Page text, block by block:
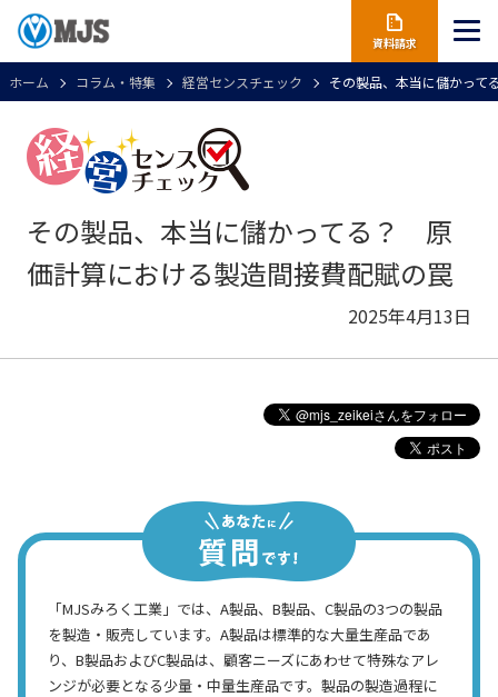
資料請求
ホーム コラム・特集 経営センスチェック その製品、本当に儲かっ
その製品、本当に儲かってる？ 原
価計算における製造間接費配賦の罠
2025年4月13日
「MJSみろく工業」では、A製品、B製品、C製品の3つの製品
を製造・販売しています。A製品は標準的な大量生産品であ
り、B製品およびC製品は、顧客ニーズにあわせて特殊なアレ
ンジが必要となる少量・中量生産品です。製品の製造過程に